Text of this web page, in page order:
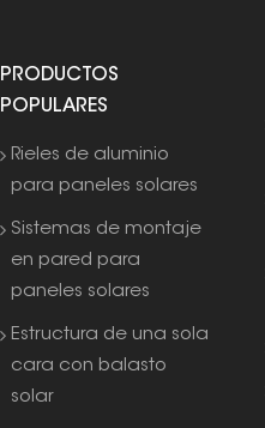
PRODUCTOS
POPULARES
Rieles de aluminio
para paneles solares
Sistemas de montaje
en pared para
paneles solares
Estructura de una sola
cara con balasto
solar